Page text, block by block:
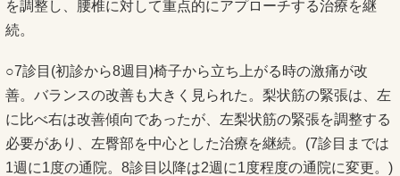
を調整し、腰椎に対して重点的にアプローチする治療を継
続。
○7診目(初診から8週目)椅子から立ち上がる時の激痛が改
善。バランスの改善も大きく見られた。梨状筋の緊張は、左
に比べ右は改善傾向であったが、左梨状筋の緊張を調整する
必要があり、左臀部を中心とした治療を継続。(7診目までは
1週に1度の通院。8診目以降は2週に1度程度の通院に変更。)